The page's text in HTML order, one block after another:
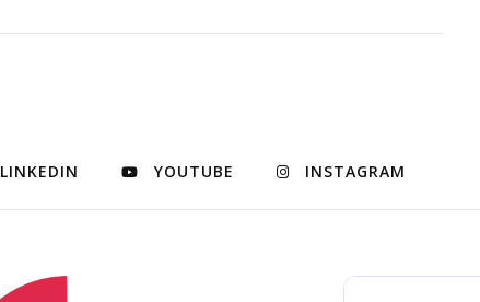
LINKEDIN YOUTUBE INSTAGRAM